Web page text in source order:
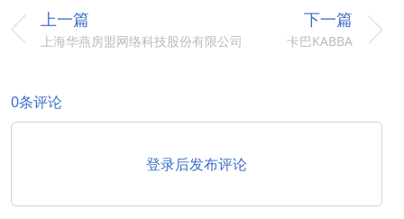
上一篇
上海华燕房盟网络科技股份有限公司
下一篇
卡巴KABBA
0条评论
登录后发布评论